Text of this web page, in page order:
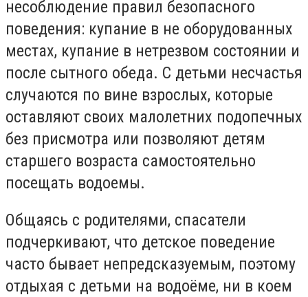
несоблюдение правил безопасного
поведения: купание в не оборудованных
местах, ​​купание в нетрезвом состоянии и
после сытного обеда. С детьми несчастья
случаются по вине взрослых, которые
оставляют своих малолетних подопечных
без присмотра или позволяют детям
старшего возраста самостоятельно
посещать водоемы.
Общаясь с родителями, спасатели
подчеркивают, что детское поведение
часто бывает непредсказуемым, поэтому
отдыхая с детьми на водоёме, ни в коем